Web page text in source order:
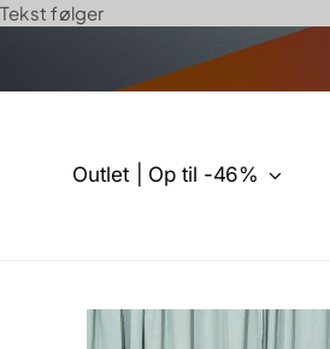
Tekst følgerSkip
Outlet | Op til -46%